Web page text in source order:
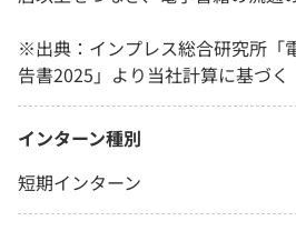
※出典：インプレス総合研究所「
告書2025」より当社計算に基づく
インターン種別
短期インターン